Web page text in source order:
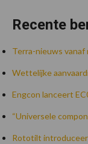
Recente
Terra-nieuws
Wettelijke
Engcon lanceert
“Universele
Rototilt